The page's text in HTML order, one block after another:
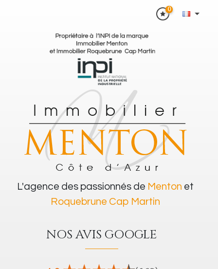
L'agence des passionnés de Menton et
Roquebrune Cap Martin
NOS AVIS GOOGLE
0